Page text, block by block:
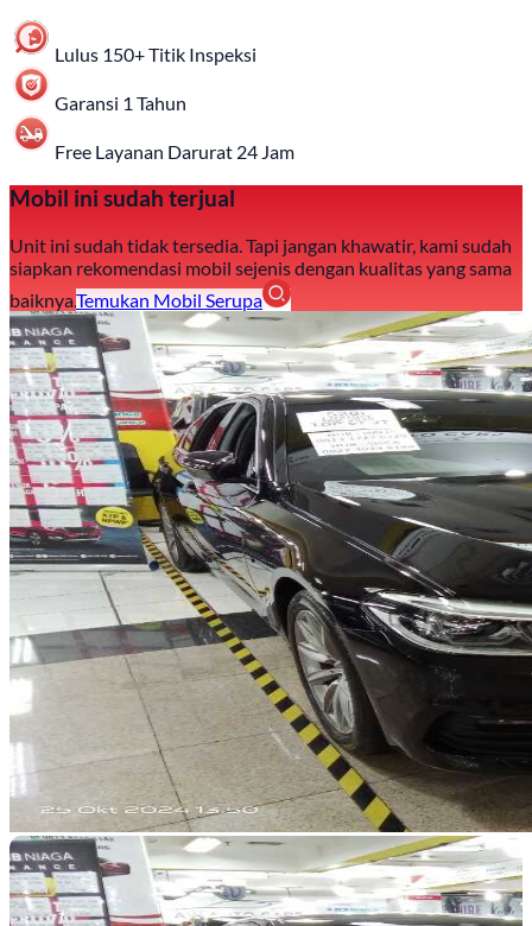
Lulus 150+ Titik Inspeksi
Garansi 1 Tahun
Free Layanan Darurat 24 Jam
Mobil ini sudah terjual
Unit ini sudah tidak tersedia. Tapi jangan khawatir, kami sudah
siapkan rekomendasi mobil sejenis dengan kualitas yang sama
baiknya.Temukan Mobil Serupa